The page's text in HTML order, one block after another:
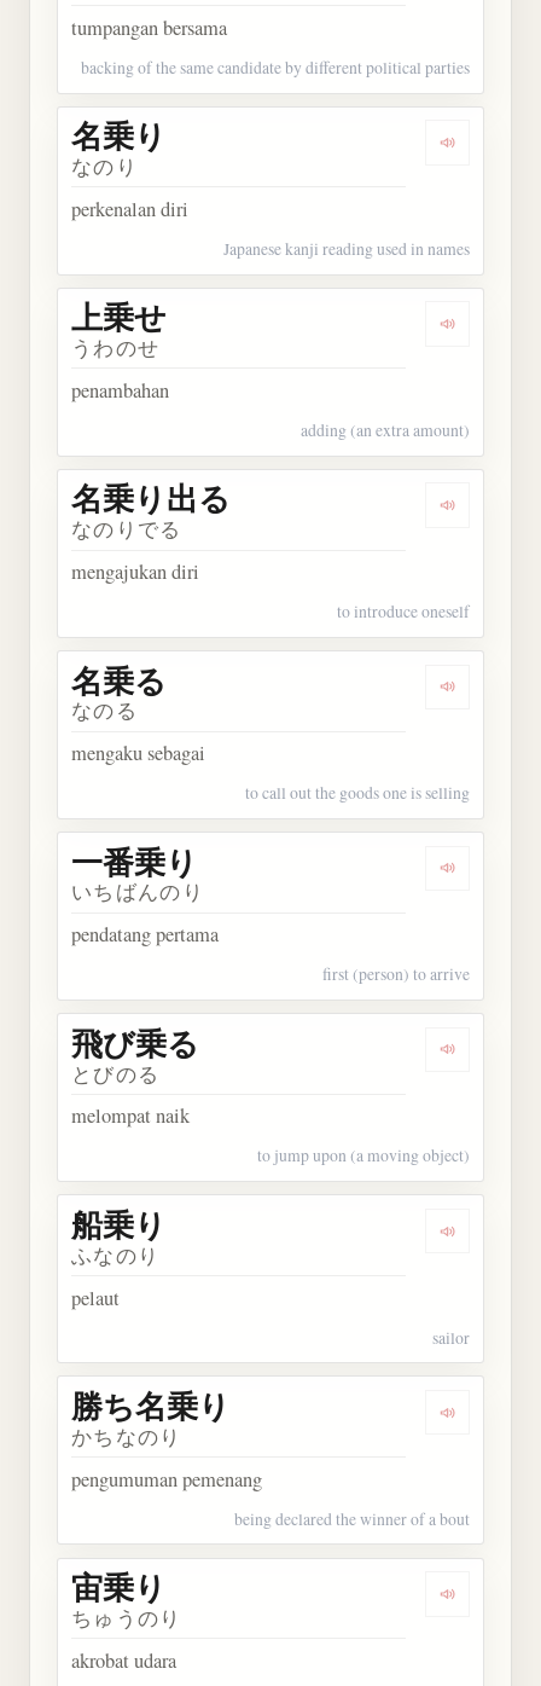
tumpangan bersama
backing of the same candidate by different political parties
Dengarkan
名乗り
なのり
perkenalan diri
Japanese kanji reading used in names
Dengarkan
上乗せ
うわのせ
penambahan
adding (an extra amount)
Dengarkan
名乗り出る
なのりでる
mengajukan diri
to introduce oneself
Dengarkan
名乗る
なのる
mengaku sebagai
to call out the goods one is selling
Dengarkan
一番乗り
いちばんのり
pendatang pertama
first (person) to arrive
Dengarkan
飛び乗る
とびのる
melompat naik
to jump upon (a moving object)
Dengarkan
船乗り
ふなのり
pelaut
sailor
Dengarkan
勝ち名乗り
かちなのり
pengumuman pemenang
being declared the winner of a bout
Dengarkan
宙乗り
ちゅうのり
akrobat udara